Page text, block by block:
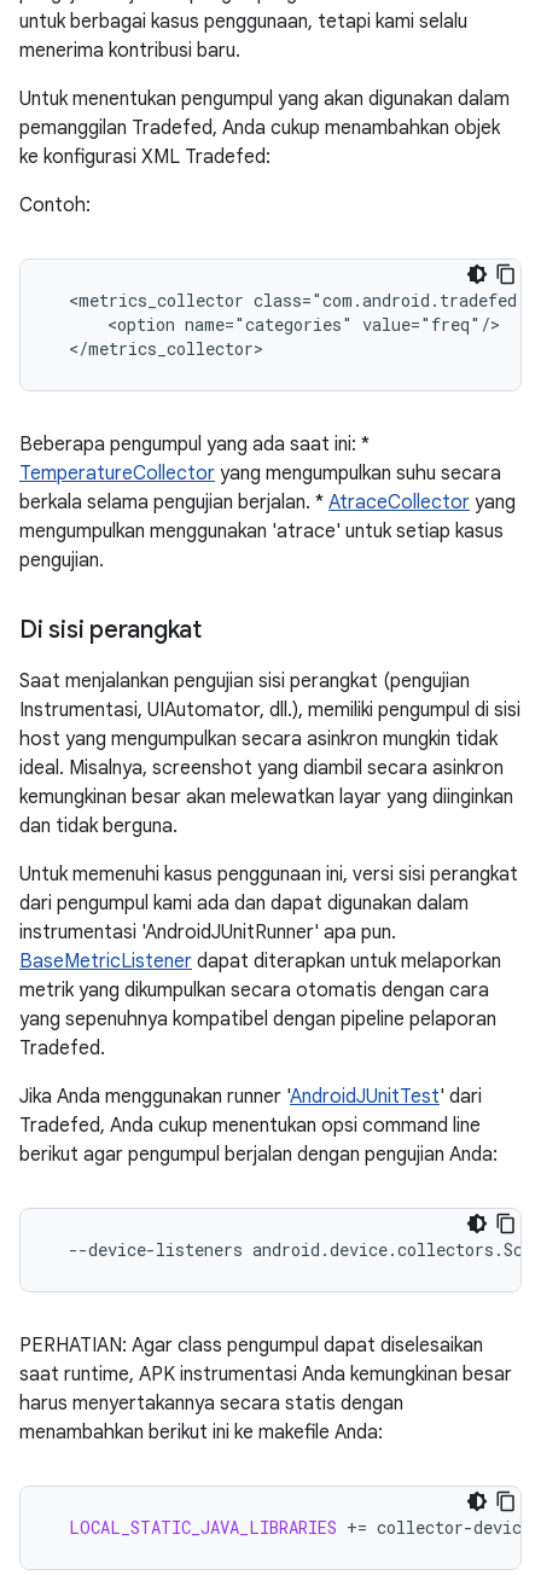
untuk berbagai kasus penggunaan, tetapi kami selalu
menerima kontribusi baru.
Untuk menentukan pengumpul yang akan digunakan dalam
pemanggilan Tradefed, Anda cukup menambahkan objek
ke konfigurasi XML Tradefed:
Contoh:
<metrics_collector
<option name="categories"
Beberapa pengumpul yang ada saat ini: *
TemperatureCollector yang mengumpulkan suhu secara
berkala selama pengujian berjalan. * AtraceCollector yang
mengumpulkan menggunakan 'atrace' untuk setiap kasus
pengujian.
Di sisi perangkat
Saat menjalankan pengujian sisi perangkat (pengujian
Instrumentasi, UIAutomator, dll.), memiliki pengumpul di sisi
host yang mengumpulkan secara asinkron mungkin tidak
ideal. Misalnya, screenshot yang diambil secara asinkron
kemungkinan besar akan melewatkan layar yang diinginkan
dan tidak berguna.
Untuk memenuhi kasus penggunaan ini, versi sisi perangkat
dari pengumpul kami ada dan dapat digunakan dalam
instrumentasi 'AndroidJUnitRunner' apa pun.
BaseMetricListener dapat diterapkan untuk melaporkan
metrik yang dikumpulkan secara otomatis dengan cara
yang sepenuhnya kompatibel dengan pipeline pelaporan
Tradefed.
Jika Anda menggunakan runner 'AndroidJUnitTest' dari
Tradefed, Anda cukup menentukan opsi command line
berikut agar pengumpul berjalan dengan pengujian Anda:
--device-listeners
PERHATIAN: Agar class pengumpul dapat diselesaikan
saat runtime, APK instrumentasi Anda kemungkinan besar
harus menyertakannya secara statis dengan
menambahkan berikut ini ke makefile Anda:
LOCAL_STATIC_JAVA_LIBRARIES +=